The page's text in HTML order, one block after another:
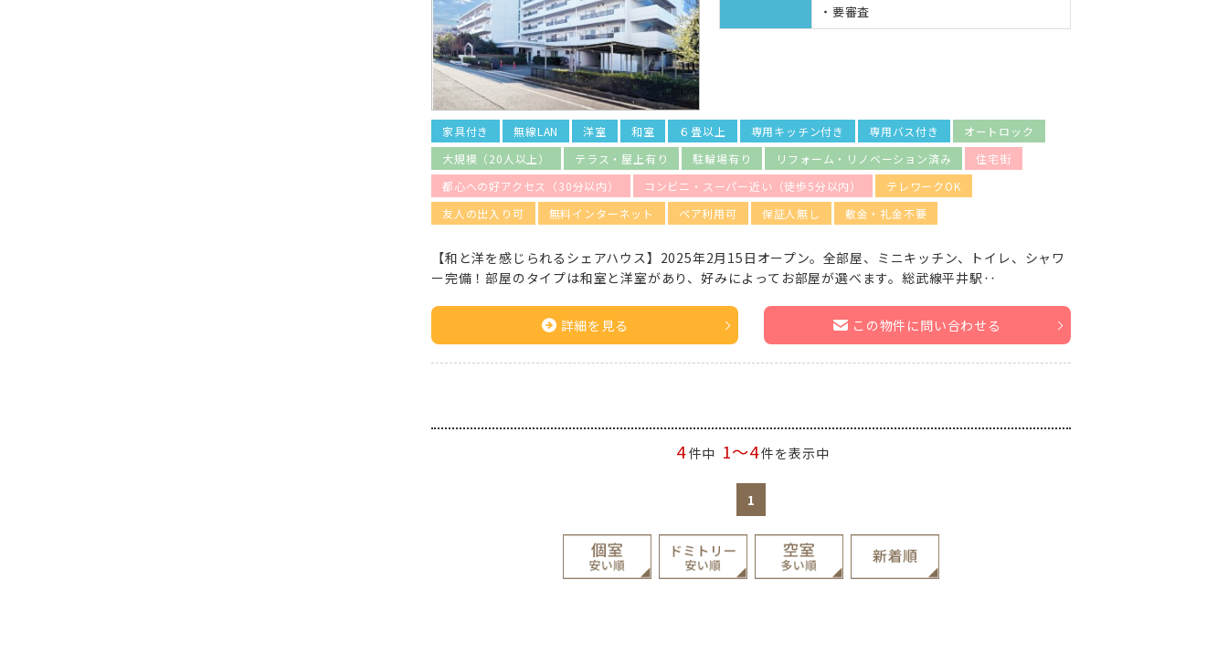
・要審査
家具付き 無線LAN 洋室 和室 ６畳以上 専用キッチン付き 専用バス付き
オートロック
大規模（20人以上）
テラス・屋上有り 駐輪場有り リフォーム・リノベーション済み
住宅街
都心への好アクセス（30分以内）
コンビニ・スーパー近い（徒歩5分以内）
テレワークOK
友人の出入り可
無料インターネット ペア利用可 保証人無し 敷金・礼金不要
【和と洋を感じられるシェアハウス】2025年2月15日オープン。全部屋、ミニキッチン、トイレ、シャワ
ー完備！部屋のタイプは和室と洋室があり、好みによってお部屋が選べます。総武線平井駅‥
詳細を見る この物件に問い合わせる
4件中 1～4件を表示中
1